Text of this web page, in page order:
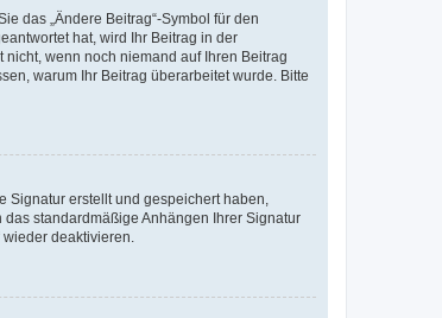
das „Ändere Beitrag“-Symbol für den
hat, wird Ihr Beitrag in der
wenn noch niemand auf Ihren Beitrag
warum Ihr Beitrag überarbeitet wurde. Bitte
erstellt und gespeichert haben,
standardmäßige Anhängen Ihrer Signatur
deaktivieren.